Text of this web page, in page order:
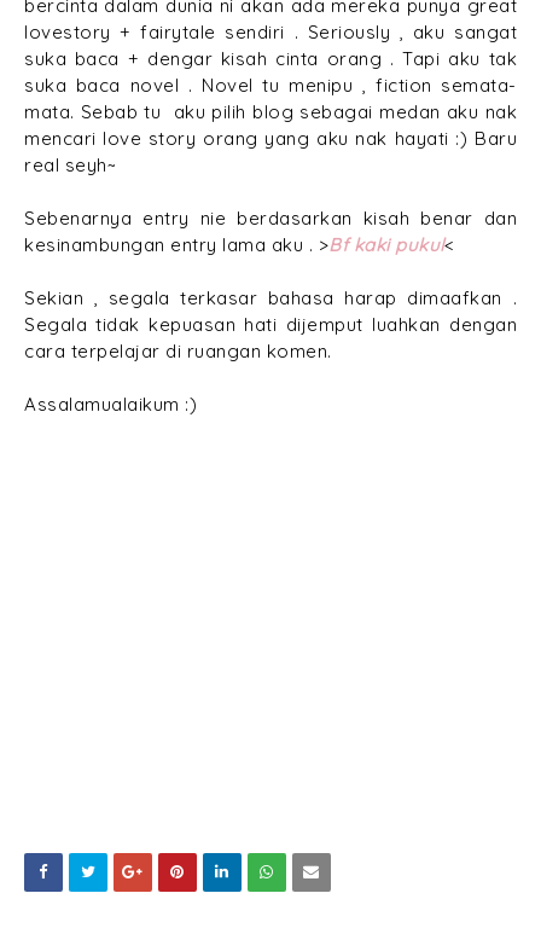
bercinta dalam dunia ni akan ada mereka punya great
lovestory + fairytale sendiri . Seriously , aku sangat
suka baca + dengar kisah cinta orang . Tapi aku tak
suka baca novel . Novel tu menipu , fiction semata-
mata. Sebab tu aku pilih blog sebagai medan aku nak
mencari love story orang yang aku nak hayati :) Baru
real seyh~
Sebenarnya entry nie berdasarkan kisah benar dan
kesinambungan entry lama aku . >Bf kaki pukul<
Sekian , segala terkasar bahasa harap dimaafkan .
Segala tidak kepuasan hati dijemput luahkan dengan
cara terpelajar di ruangan komen.
Assalamualaikum :)